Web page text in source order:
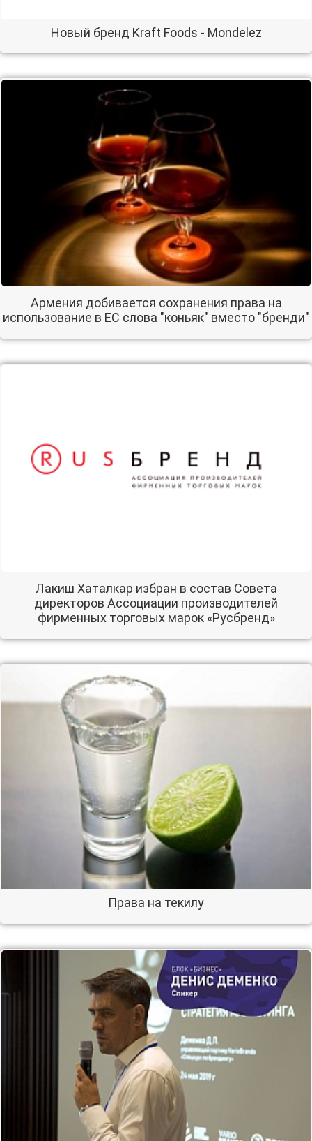
Новый бренд Kraft Foods - Mondelez
Армения добивается сохранения права на
использование в ЕС слова "коньяк" вместо "бренди"
Лакиш Хаталкар избран в состав Совета
директоров Ассоциации производителей
фирменных торговых марок «Русбренд»
Права на текилу